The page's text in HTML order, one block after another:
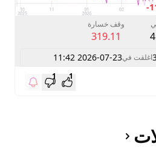
-
وقف خسارة
319.11
اغلقت في2026-07-23 11:42
1
1